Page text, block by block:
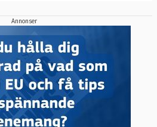
artiklar om olika
som publicerats i
Annonser